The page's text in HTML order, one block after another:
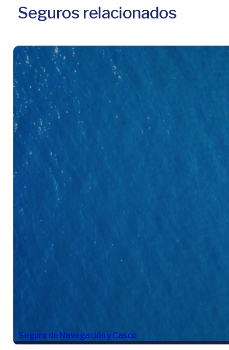
Seguros relacionados
Seguro de Navegación y Casco